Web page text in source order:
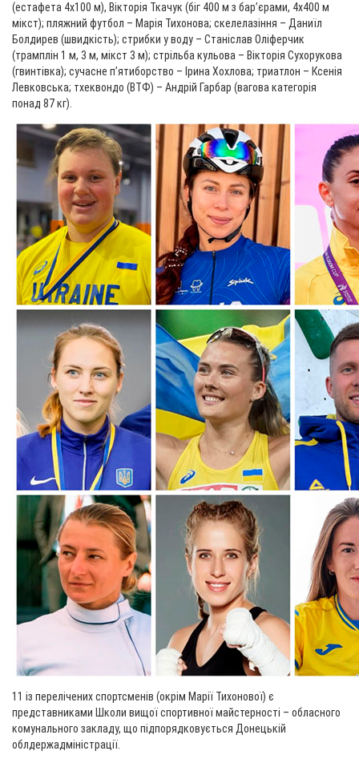
(естафета 4х100 м), Вікторія Ткачук (біг 400 м з бар’єрами, 4х400 м
мікст); пляжний футбол – Марія Тихонова; скелелазіння – Даниїл
Болдирев (швидкість); стрибки у воду – Станіслав Оліферчик
(трамплін 1 м, 3 м, мікст 3 м); стрільба кульова – Вікторія Сухорукова
(гвинтівка); сучасне п’ятиборство – Ірина Хохлова; триатлон – Ксенія
Левковська; тхеквондо (ВТФ) – Андрій Гарбар (вагова категорія
понад 87 кг).
11 із перелічених спортсменів (окрім Марії Тихонової) є
представниками Школи вищої спортивної майстерності – обласного
комунального закладу, що підпорядковується Донецькій
облдержадміністрації.